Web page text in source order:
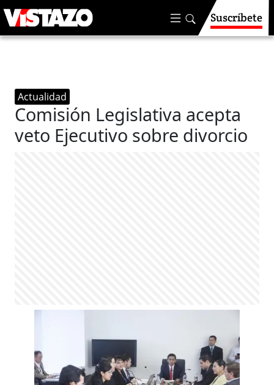
Suscríbete
Actualidad
Comisión Legislativa acepta
veto Ejecutivo sobre divorcio